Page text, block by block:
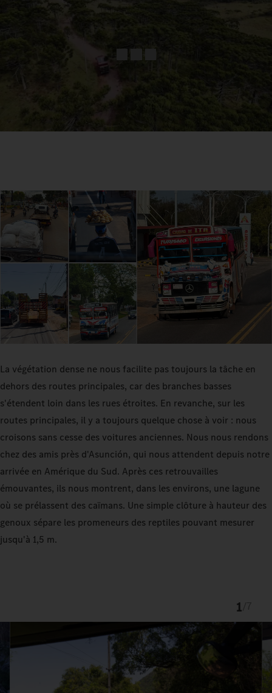
La végétation dense ne nous facilite pas toujours la tâche en
dehors des routes principales, car des branches basses
s'étendent loin dans les rues étroites. En revanche, sur les
routes principales, il y a toujours quelque chose à voir : nous
croisons sans cesse des voitures anciennes. Nous nous rendons
chez des amis près d'Asunción, qui nous attendent depuis notre
arrivée en Amérique du Sud. Après ces retrouvailles
émouvantes, ils nous montrent, dans les environs, une lagune
où se prélassent des caïmans. Une simple clôture à hauteur des
genoux sépare les promeneurs des reptiles pouvant mesurer
jusqu'à 1,5 m.
1